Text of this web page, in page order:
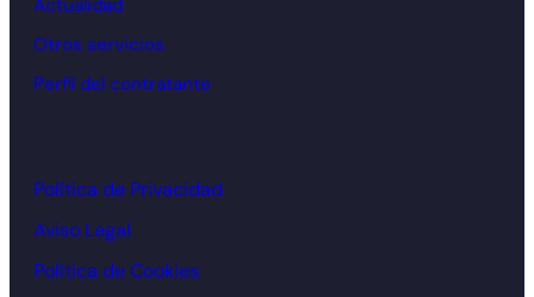
Otros servicios
Perfil del contratante
Política de Privacidad
Aviso Legal
Política de Cookies